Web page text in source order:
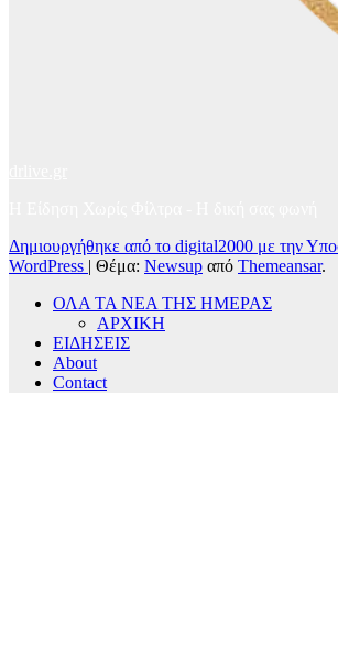
Δημιουργήθηκε από το digital2000 με την
WordPress | Θέμα: Newsup από Themeansar.
ΟΛΑ ΤΑ ΝΕΑ ΤΗΣ ΗΜΕΡΑΣ
ΑΡΧΙΚΗ
ΕΙΔΗΣΕΙΣ
About
Contact